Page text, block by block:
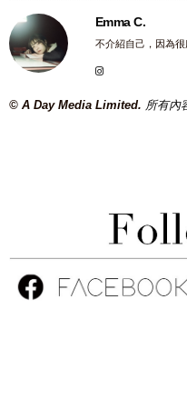
Emma C.
不介紹自己，因為很
© A Day Media Limited. 所有內